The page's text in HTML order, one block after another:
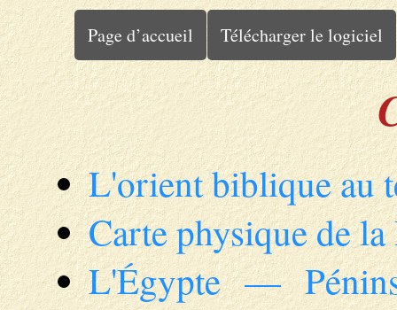
Page d’accueil Télécharger le logiciel
L'orient biblique au
Carte physique de la
L'Égypte —